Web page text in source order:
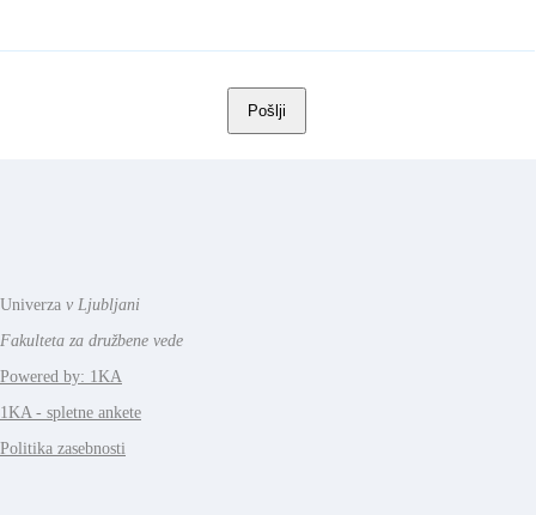
Univerza v Ljubljani
Fakulteta za družbene vede
Powered by: 1KA
1KA - spletne ankete
Politika zasebnosti